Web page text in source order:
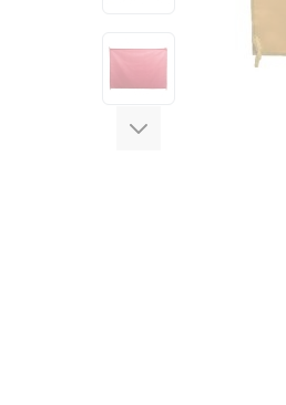
View larger image
View larger image